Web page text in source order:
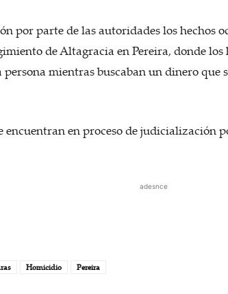
por parte de las autoridades los hechos
de Altagracia en Pereira, donde
persona mientras buscaban un dinero que
encuentran en proceso de judicialización
adesnce
Homicidio Pereira